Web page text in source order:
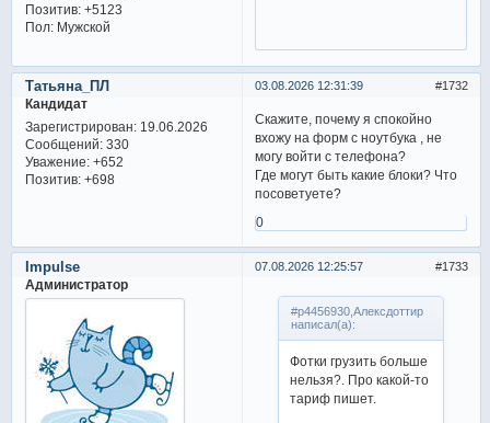
Позитив: +5123
Пол:Мужской
1732
03.08.2026 12:31:39
Татьяна_ПЛ
Кандидат
Зарегистрирован: 19.06.2026
Сообщений:330
Уважение: +652
Позитив: +698
Скажите, почему я спокойно
вхожу на форм с ноутбука , не
могу войти с телефона?
Где могут быть какие блоки? Что
посоветуете?
0
1733
07.08.2026 12:25:57
Impulse
Администратор
#p4456930,Алексдоттир
написал(а):
Фотки грузить больше
нельзя?. Про какой-то
тариф пишет.